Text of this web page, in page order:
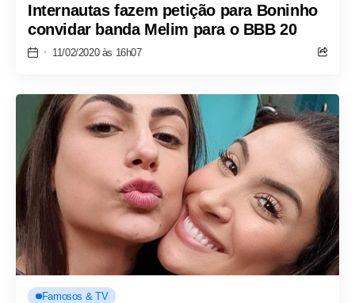
Internautas fazem petição para Boninho
convidar banda Melim para o BBB 20
11/02/2020 às 16h07
Famosos & TV